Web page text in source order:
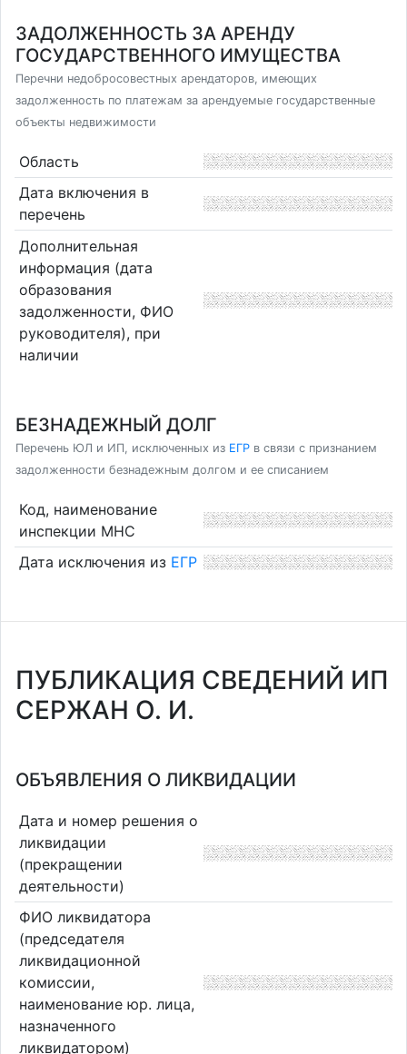
ЗАДОЛЖЕННОСТЬ ЗА АРЕНДУ
ГОСУДАРСТВЕННОГО ИМУЩЕСТВА
Перечни недобросовестных арендаторов, имеющих
задолженность по платежам за арендуемые государственные
объекты недвижимости
Область
Дата включения в
перечень
Дополнительная
информация (дата
образования
задолженности, ФИО
руководителя), при
наличии
БЕЗНАДЕЖНЫЙ ДОЛГ
Перечень ЮЛ и ИП, исключенных из ЕГР в связи с признанием
задолженности безнадежным долгом и ее списанием
Код, наименование
инспекции МНС
Дата исключения из ЕГР
ПУБЛИКАЦИЯ СВЕДЕНИЙ ИП
СЕРЖАН О. И.
ОБЪЯВЛЕНИЯ О ЛИКВИДАЦИИ
Дата и номер решения о
ликвидации
(прекращении
деятельности)
ФИО ликвидатора
(председателя
ликвидационной
комиссии,
наименование юр. лица,
назначенного
ликвидатором)